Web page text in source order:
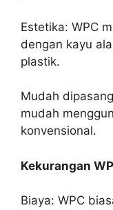
Estetika: WPC
dengan kayu
plastik.
Mudah
mudah
konvensional.
Kekurangan
Biaya: WPC